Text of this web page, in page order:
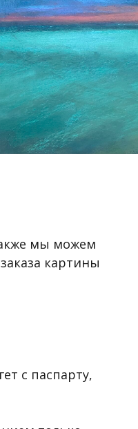
мы можем
картины
с паспарту,